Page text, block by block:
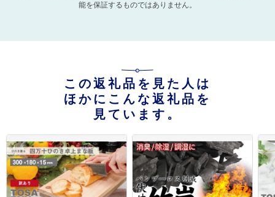
能を保証するものではありません。
この返礼品を見た人は
ほかにこんな返礼品を
見ています。